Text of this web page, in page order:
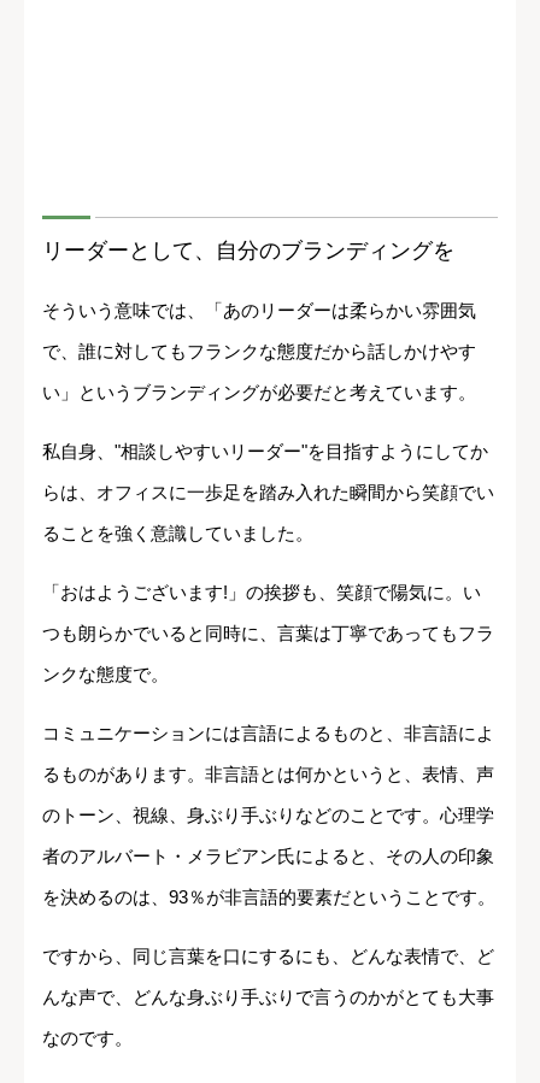
リーダーとして、自分のブランディングを
そういう意味では、「あのリーダーは柔らかい雰囲気
で、誰に対してもフランクな態度だから話しかけやす
い」というブランディングが必要だと考えています。
私自身、"相談しやすいリーダー"を目指すようにしてか
らは、オフィスに一歩足を踏み入れた瞬間から笑顔でい
ることを強く意識していました。
「おはようございます!」の挨拶も、笑顔で陽気に。い
つも朗らかでいると同時に、言葉は丁寧であってもフラ
ンクな態度で。
コミュニケーションには言語によるものと、非言語によ
るものがあります。非言語とは何かというと、表情、声
のトーン、視線、身ぶり手ぶりなどのことです。心理学
者のアルバート・メラビアン氏によると、その人の印象
を決めるのは、93％が非言語的要素だということです。
ですから、同じ言葉を口にするにも、どんな表情で、ど
んな声で、どんな身ぶり手ぶりで言うのかがとても大事
なのです。